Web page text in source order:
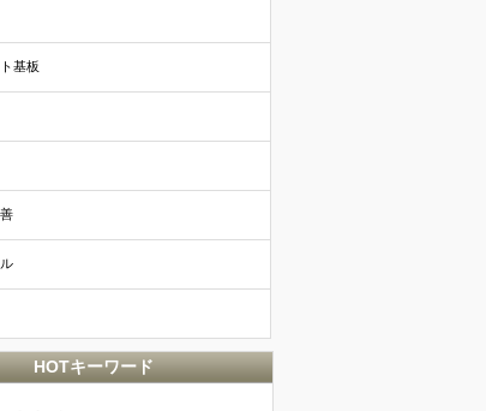
基板
HOTキーワード